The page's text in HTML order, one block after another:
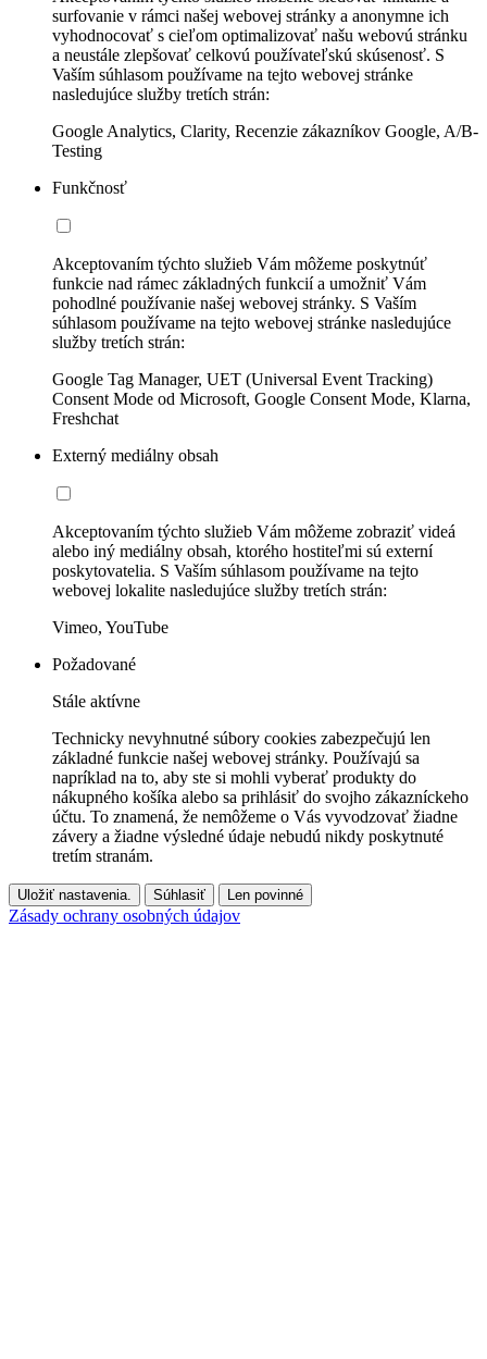
surfovanie v rámci našej webovej stránky a anonymne ich
vyhodnocovať s cieľom optimalizovať našu webovú stránku
a neustále zlepšovať celkovú používateľskú skúsenosť. S
Vaším súhlasom používame na tejto webovej stránke
nasledujúce služby tretích strán:
Google Analytics, Clarity, Recenzie zákazníkov Google, A/B-
Testing
Funkčnosť
Akceptovaním týchto služieb Vám môžeme poskytnúť
funkcie nad rámec základných funkcií a umožniť Vám
pohodlné používanie našej webovej stránky. S Vaším
súhlasom používame na tejto webovej stránke nasledujúce
služby tretích strán:
Google Tag Manager, UET (Universal Event Tracking)
Consent Mode od Microsoft, Google Consent Mode, Klarna,
Freshchat
Externý mediálny obsah
Akceptovaním týchto služieb Vám môžeme zobraziť videá
alebo iný mediálny obsah, ktorého hostiteľmi sú externí
poskytovatelia. S Vaším súhlasom používame na tejto
webovej lokalite nasledujúce služby tretích strán:
Vimeo, YouTube
Požadované
Stále aktívne
Technicky nevyhnutné súbory cookies zabezpečujú len
základné funkcie našej webovej stránky. Používajú sa
napríklad na to, aby ste si mohli vyberať produkty do
nákupného košíka alebo sa prihlásiť do svojho zákazníckeho
účtu. To znamená, že nemôžeme o Vás vyvodzovať žiadne
závery a žiadne výsledné údaje nebudú nikdy poskytnuté
tretím stranám.
Uložiť nastavenia. Súhlasiť Len povinné
Zásady ochrany osobných údajov